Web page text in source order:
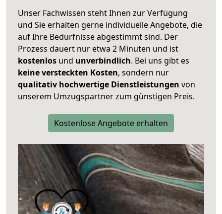
Unser Fachwissen steht Ihnen zur Verfügung
und Sie erhalten gerne individuelle Angebote, die
auf Ihre Bedürfnisse abgestimmt sind. Der
Prozess dauert nur etwa 2 Minuten und ist
kostenlos und unverbindlich. Bei uns gibt es
keine versteckten Kosten, sondern nur
qualitativ hochwertige Dienstleistungen von
unserem Umzugspartner zum günstigen Preis.
Kostenlose Angebote erhalten